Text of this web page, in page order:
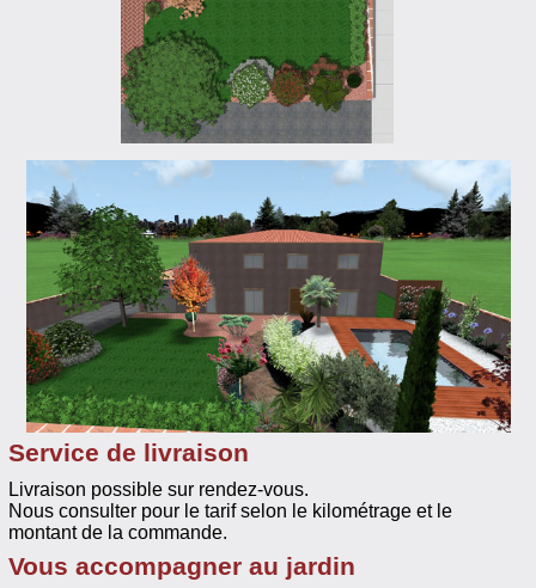
Service de livraison
Livraison possible sur rendez-vous.
Nous consulter pour le tarif selon le kilométrage et le
montant de la commande.
Vous accompagner au jardin